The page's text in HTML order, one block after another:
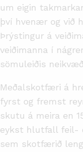
um eigin
því hvenær og við
Þrýstingur á
veiðimanna í
sömuleiðis
Meðalskotfæri á
fyrst og fremst
skutu á meira en
eykst hlutfall feil-
sem skotfærið